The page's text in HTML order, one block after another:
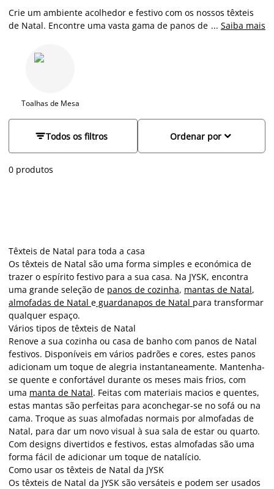
Crie um ambiente acolhedor e festivo com os nossos têxteis
de Natal. Encontre uma vasta gama de panos de Natal para a
almofadas de Natal para decorar a sua sala de estar e até
guardanapos de Natal. Com os nossos designs exclusivos,
... Saiba mais
Toalhas de Mesa
Todos os filtros 
Ordenar por
0 produtos
Têxteis de Natal para toda a casa
Os têxteis de Natal são uma forma simples e económica de
trazer o espírito festivo para a sua casa. Na JYSK, encontra
uma grande seleção de panos de cozinha, mantas de Natal,
almofadas de Natal e guardanapos de Natal para transformar
qualquer espaço.
Vários tipos de têxteis de Natal
Renove a sua cozinha ou casa de banho com panos de Natal
festivos. Disponíveis em vários padrões e cores, estes panos
adicionam um toque de alegria instantaneamente. Mantenha-
se quente e confortável durante os meses mais frios, com
uma manta de Natal. Feitas com materiais macios e quentes,
estas mantas são perfeitas para aconchegar-se no sofá ou na
cama. Troque as suas almofadas normais por almofadas de
Natal, para dar um novo visual à sua sala de estar ou quarto.
Com designs divertidos e festivos, estas almofadas são uma
forma fácil de adicionar um toque de natalício.
Como usar os têxteis de Natal da JYSK
Os têxteis de Natal da JYSK são versáteis e podem ser usados